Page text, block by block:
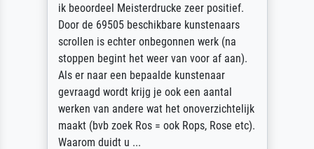
Die Zufriedenheit ist auch nicht dadurch
getrübt, dass das Bild entgegen einer
angegebenen Lieferanschrift (sollte eine
Überraschung für die normannische
Ehefrau sein zum Hochzeits- gleichzeitig
auch Geburtstag sein) doch nach zu Hause
zugestellt wurde.